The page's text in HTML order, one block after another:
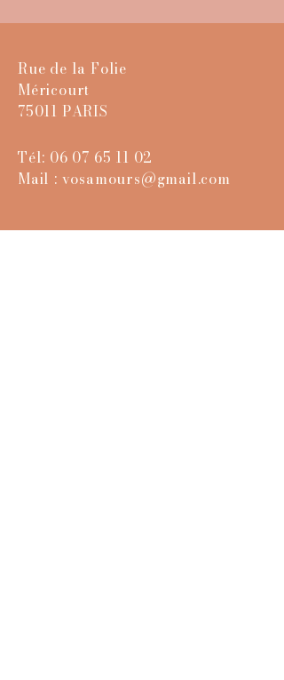
Rue de la Folie
Méricourt
75011 PARIS
Tél: 06 07 65 11 02
Mail : vosamours@gmail.com